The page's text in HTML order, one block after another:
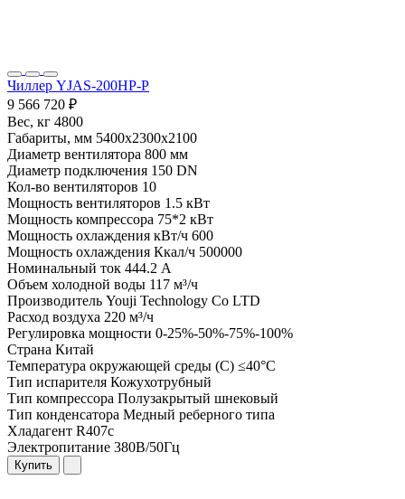
Чиллер YJAS-200HP-P
9 566 720 ₽
Вес, кг 4800
Габариты, мм 5400x2300x2100
Диаметр вентилятора 800 мм
Диаметр подключения 150 DN
Кол-во вентиляторов 10
Мощность вентиляторов 1.5 кВт
Мощность компрессора 75*2 кВт
Мощность охлаждения кВт/ч 600
Мощность охлаждения Ккал/ч 500000
Номинальный ток 444.2 А
Объем холодной воды 117 м³/ч
Производитель Youji Technology Co LTD
Расход воздуха 220 м³/ч
Регулировка мощности 0-25%-50%-75%-100%
Страна Китай
Температура окружающей среды (С) ≤40°C
Тип испарителя Кожухотрубный
Тип компрессора Полузакрытый шнековый
Тип конденсатора Медный реберного типа
Хладагент R407c
Электропитание 380В/50Гц
Купить